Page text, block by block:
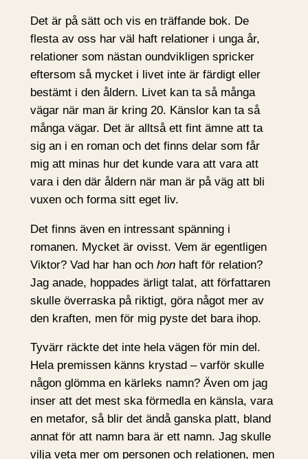
Det är på sätt och vis en träffande bok. De
flesta av oss har väl haft relationer i unga år,
relationer som nästan oundvikligen spricker
eftersom så mycket i livet inte är färdigt eller
bestämt i den åldern. Livet kan ta så många
vägar när man är kring 20. Känslor kan ta så
många vägar. Det är alltså ett fint ämne att ta
sig an i en roman och det finns delar som får
mig att minas hur det kunde vara att vara att
vara i den där åldern när man är på väg att bli
vuxen och forma sitt eget liv.
Det finns även en intressant spänning i
romanen. Mycket är ovisst. Vem är egentligen
Viktor? Vad har han och honhaft för relation?
Jag anade, hoppades ärligt talat, att författaren
skulle överraska på riktigt, göra något mer av
den kraften, men för mig pyste det bara ihop.
Tyvärr räckte det inte hela vägen för min del.
Hela premissen känns krystad – varför skulle
någon glömma en kärleks namn? Även om jag
inser att det mest ska förmedla en känsla, vara
en metafor, så blir det ändå ganska platt, bland
annat för att namn bara är ett namn. Jag skulle
vilja veta mer om personen och relationen, men